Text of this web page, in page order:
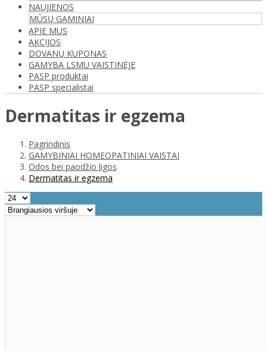
NAUJIENOS
MŪSŲ GAMINIAI
APIE MUS
AKCIJOS
DOVANŲ KUPONAS
GAMYBA LSMU VAISTINĖJE
PASP produktai
PASP specialistai
Dermatitas ir egzema
Pagrindinis
GAMYBINIAI HOMEOPATINIAI VAISTAI
Odos bei paodžio ligos
Dermatitas ir egzema